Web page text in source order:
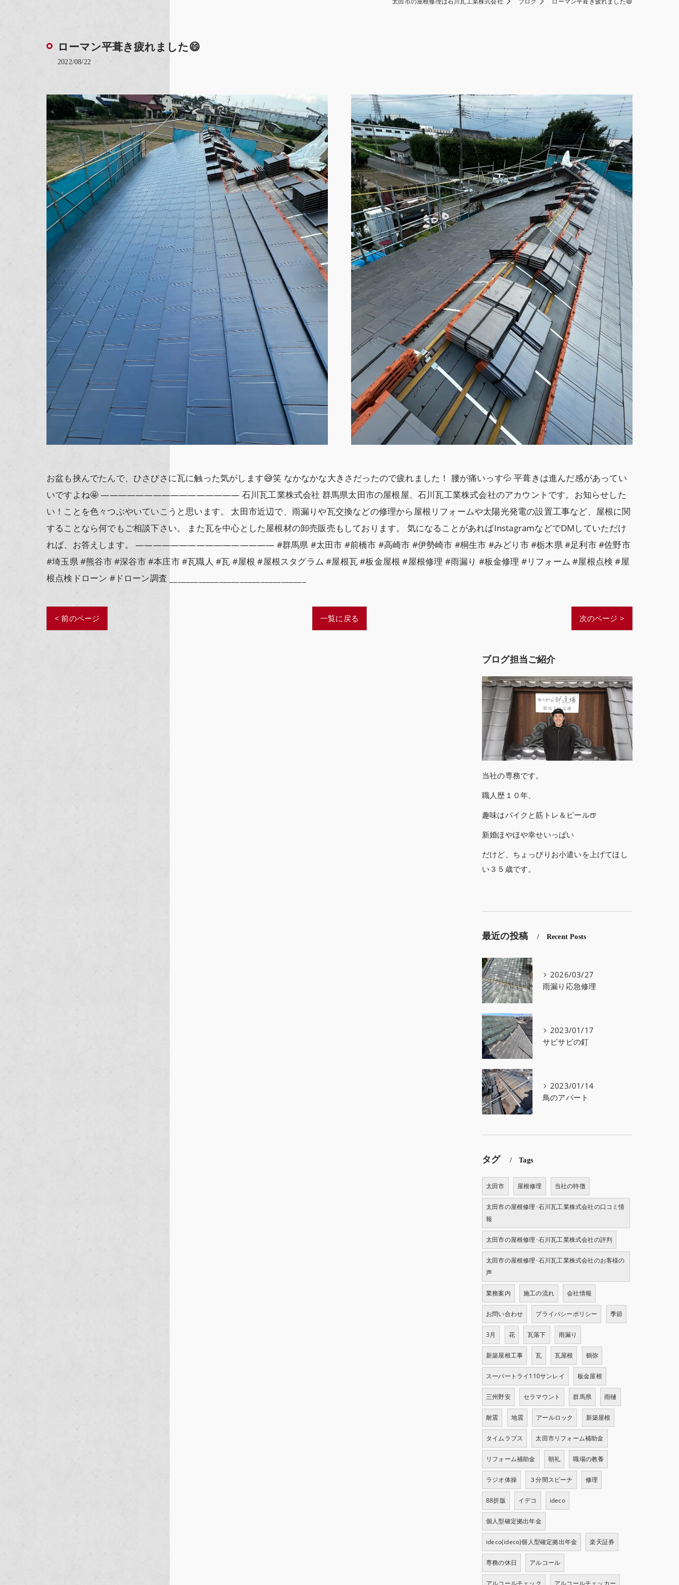
ローマン平葺き疲れました😄
2022/08/22
お盆も挟んでたんで、ひさびさに瓦に触った気がします😅笑 なかなかな大きさだったので疲れました！ 腰が痛いっす💦 平葺きは進んだ感があってい
いですよね🤩 ———————————————— 石川瓦工業株式会社 群馬県太田市の屋根屋、石川瓦工業株式会社のアカウントです。お知らせした
い！ことを色々つぶやいていこうと思います。 太田市近辺で、雨漏りや瓦交換などの修理から屋根リフォームや太陽光発電の設置工事など、屋根に関
することなら何でもご相談下さい。 また瓦を中心とした屋根材の卸売販売もしております。 気になることがあればInstagramなどでDMしていただけ
れば、お答えします。 ———————————————— #群馬県 #太田市 #前橋市 #高崎市 #伊勢崎市 #桐生市 #みどり市 #栃木県 #足利市 #佐野市
#埼玉県 #熊谷市 #深谷市 #本庄市 #瓦職人 #瓦 #屋根 #屋根スタグラム #屋根瓦 #板金屋根 #屋根修理 #雨漏り #板金修理 #リフォーム #屋根点検 #屋
根点検ドローン #ドローン調査 _________________________________
< 前のページ 一覧に戻る 次のページ >
ブログ担当ご紹介
当社の専務です。
職人歴１０年、
趣味はバイクと筋トレ＆ビール🍺
新婚ほやほや幸せいっぱい
だけど、ちょっぴりお小遣いを上げてほし
い３５歳です。
最近の投稿 Recent Posts
2026/03/27
雨漏り応急修理
2023/01/17
サビサビの釘
2023/01/14
鳥のアパート
タグ Tags
太田市 屋根修理 当社の特徴
太田市の屋根修理･石川瓦工業株式会社の口コミ情
報
太田市の屋根修理･石川瓦工業株式会社の評判
太田市の屋根修理･石川瓦工業株式会社のお客様の
声
業務案内 施工の流れ 会社情報
お問い合わせ プライバシーポリシー 季節
3月 花 瓦落下 雨漏り
新築屋根工事 瓦 瓦屋根 鶴弥
スーパートライ110サンレイ 板金屋根
三州野安 セラマウント 群馬県 雨樋
耐震 地震 アールロック 新築屋根
タイムラプス 太田市リフォーム補助金
リフォーム補助金 朝礼 職場の教養
ラジオ体操 ３分間スピーチ 修理
88折版 イデコ ideco
個人型確定拠出年金
ideco(ideco)個人型確定拠出年金 楽天証券
専務の休日 アルコール